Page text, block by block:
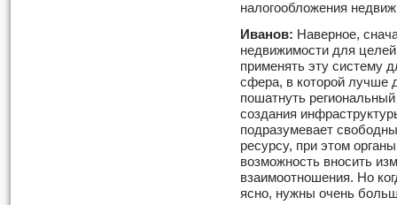
налогообложения
Иванов: Наверное,
недвижимости для
применять эту систему
сфера, в которой лучше
пошатнуть
создания
подразумевает
ресурсу, при этом
возможность вносить
взаимоотношения. Но
ясно, нужны очень